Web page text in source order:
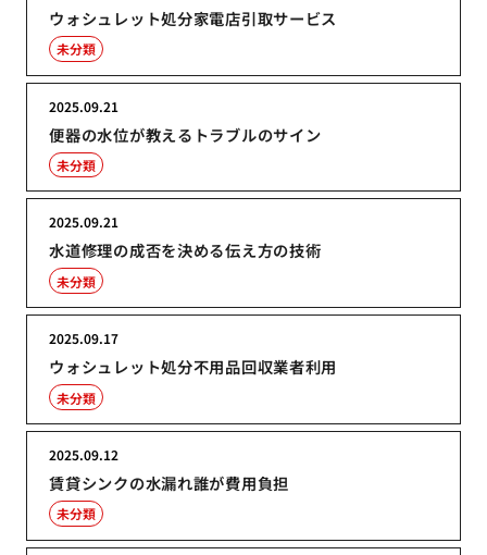
ウォシュレット処分家電店引取サービス
未分類
便器の水位が教えるトラブルのサイン
2025.09.21
未分類
水道修理の成否を決める伝え方の技術
2025.09.21
未分類
ウォシュレット処分不用品回収業者利用
2025.09.17
未分類
賃貸シンクの水漏れ誰が費用負担
2025.09.12
未分類